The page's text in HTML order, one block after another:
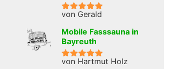
Bewertet mit
von Gerald
Mobile Fasssauna in
Bayreuth
Bewertet mit
von Hartmut Holz